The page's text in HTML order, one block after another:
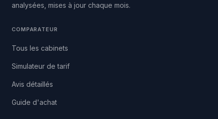
analysées, mises à jour chaque mois.
COMPARATEUR
Tous les cabinets
Simulateur de tarif
Avis détaillés
Guide d'achat